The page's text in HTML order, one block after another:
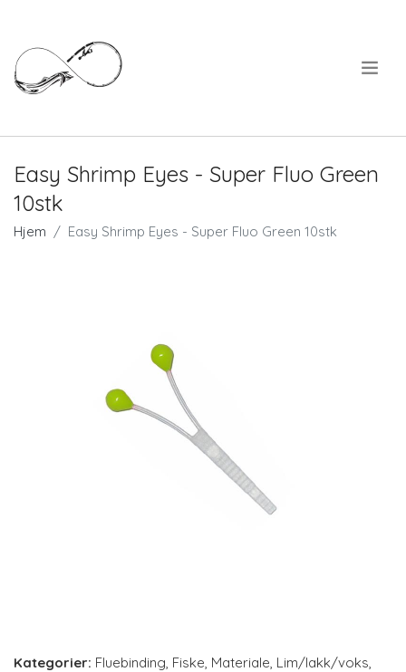
Easy Shrimp Eyes - Super Fluo Green
10stk
Hjem Easy Shrimp Eyes - Super Fluo Green 10stk
Kategorier: Fluebinding, Fiske, Materiale, Lim/lakk/voks,